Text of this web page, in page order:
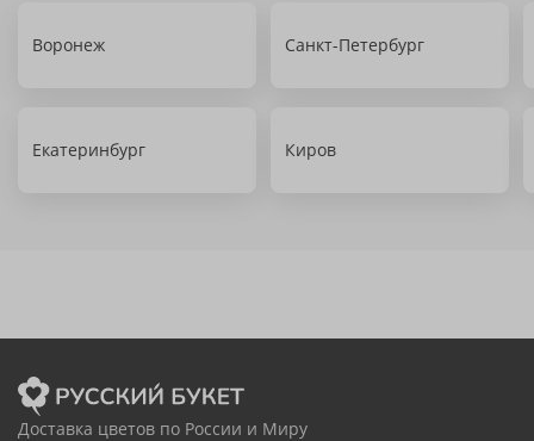
Воронеж Санкт-Петербург
Екатеринбург Киров
Доставка цветов по России и Миру